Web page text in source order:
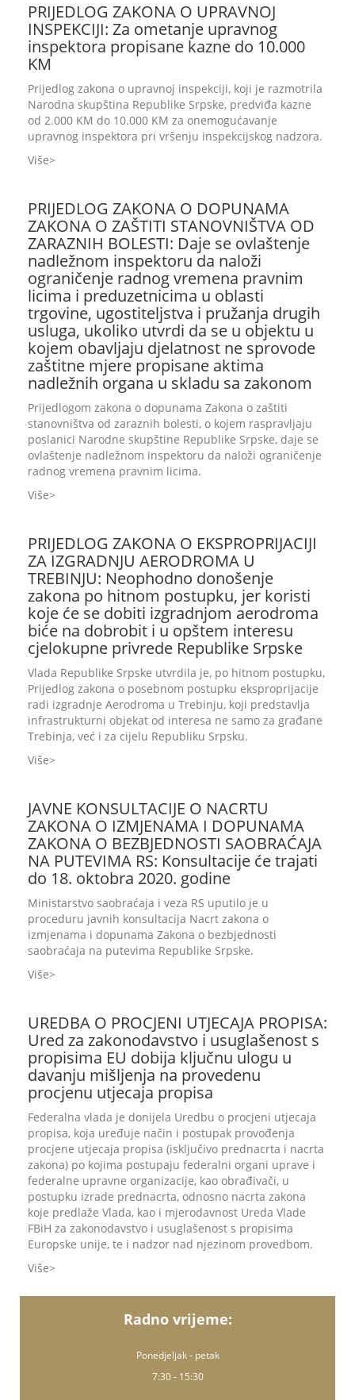
PRIJEDLOG ZAKONA O UPRAVNOJ
INSPEKCIJI: Za ometanje upravnog
inspektora propisane kazne do 10.000
KM
Prijedlog zakona o upravnoj inspekciji, koji je razmotrila
Narodna skupština Republike Srpske, predviđa kazne
od 2.000 KM do 10.000 KM za onemogućavanje
upravnog inspektora pri vršenju inspekcijskog nadzora.
Više
PRIJEDLOG ZAKONA O DOPUNAMA
ZAKONA O ZAŠTITI STANOVNIŠTVA OD
ZARAZNIH BOLESTI: Daje se ovlaštenje
nadležnom inspektoru da naloži
ograničenje radnog vremena pravnim
licima i preduzetnicima u oblasti
trgovine, ugostiteljstva i pružanja drugih
usluga, ukoliko utvrdi da se u objektu u
kojem obavljaju djelatnost ne sprovode
zaštitne mjere propisane aktima
nadležnih organa u skladu sa zakonom
Prijedlogom zakona o dopunama Zakona o zaštiti
stanovništva od zaraznih bolesti, o kojem raspravljaju
poslanici Narodne skupštine Republike Srpske, daje se
ovlaštenje nadležnom inspektoru da naloži ograničenje
radnog vremena pravnim licima.
Više
PRIJEDLOG ZAKONA O EKSPROPRIJACIJI
ZA IZGRADNJU AERODROMA U
TREBINJU: Neophodno donošenje
zakona po hitnom postupku, jer koristi
koje će se dobiti izgradnjom aerodroma
biće na dobrobit i u opštem interesu
cjelokupne privrede Republike Srpske
Vlada Republike Srpske utvrdila je, po hitnom postupku,
Prijedlog zakona o posebnom postupku eksproprijacije
radi izgradnje Aerodroma u Trebinju, koji predstavlja
infrastrukturni objekat od interesa ne samo za građane
Trebinja, već i za cijelu Republiku Srpsku.
Više
JAVNE KONSULTACIJE O NACRTU
ZAKONA O IZMJENAMA I DOPUNAMA
ZAKONA O BEZBJEDNOSTI SAOBRAĆAJA
NA PUTEVIMA RS: Konsultacije će trajati
do 18. oktobra 2020. godine
Ministarstvo saobraćaja i veza RS uputilo je u
proceduru javnih konsultacija Nacrt zakona o
izmjenama i dopunama Zakona o bezbjednosti
saobraćaja na putevima Republike Srpske.
Više
UREDBA O PROCJENI UTJECAJA PROPISA:
Ured za zakonodavstvo i usuglašenost s
propisima EU dobija ključnu ulogu u
davanju mišljenja na provedenu
procjenu utjecaja propisa
Federalna vlada je donijela Uredbu o procjeni utjecaja
propisa, koja uređuje način i postupak provođenja
procjene utjecaja propisa (isključivo prednacrta i nacrta
zakona) po kojima postupaju federalni organi uprave i
federalne upravne organizacije, kao obrađivači, u
postupku izrade prednacrta, odnosno nacrta zakona
koje predlaže Vlada, kao i mjerodavnost Ureda Vlade
FBiH za zakonodavstvo i usuglašenost s propisima
Europske unije, te i nadzor nad njezinom provedbom.
Više
Radno vrijeme:
Ponedjeljak - petak
7:30 - 15:30